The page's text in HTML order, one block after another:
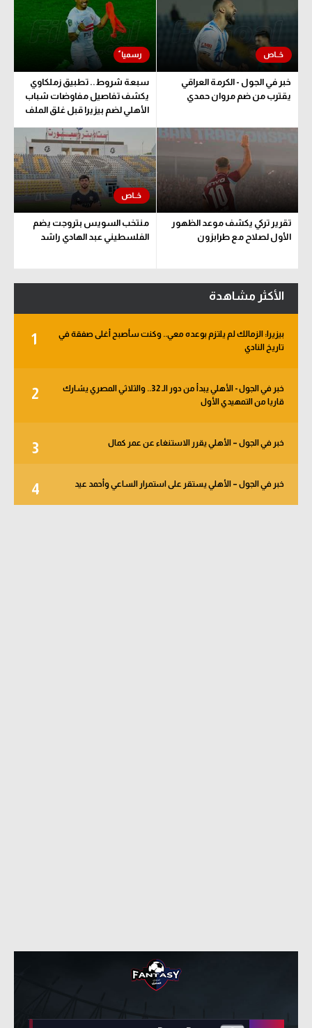
خبر في الجول - الكرمة العراقي
يقترب من ضم مروان حمدي
سبعة شروط.. تطبيق زملكاوي
يكشف تفاصيل مفاوضات شباب
الأهلي لضم بيزيرا قبل غلق الملف
تقرير تركي يكشف موعد الظهور
الأول لصلاح مع طرابزون
منتخب السويس بتروجت يضم
الفلسطيني عبد الهادي راشد
الأكثر مشاهدة
1
بيزيرا: الزمالك لم يلتزم بوعده معي.. وكنت سأصبح أغلى صفقة في
تاريخ النادي
2
خبر في الجول - الأهلي يبدأ من دور الـ 32.. والثلاثي المصري يشارك
قاريا من التمهيدي الأول
3 خبر في الجول – الأهلي يقرر الاستنغاء عن عمر كمال
4 خبر في الجول – الأهلي يستقر على استمرار الساعي وأحمد عيد